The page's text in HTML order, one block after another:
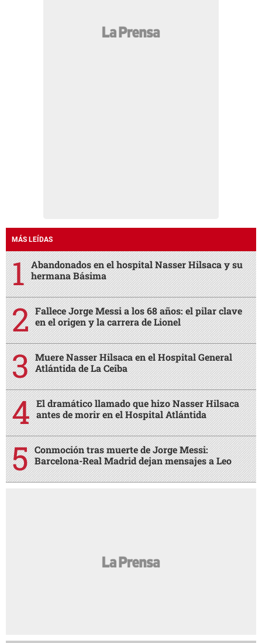
MÁS LEÍDAS
Abandonados en el hospital Nasser Hilsaca y su
hermana Básima
Fallece Jorge Messi a los 68 años: el pilar clave
en el origen y la carrera de Lionel
Muere Nasser Hilsaca en el Hospital General
Atlántida de La Ceiba
El dramático llamado que hizo Nasser Hilsaca
antes de morir en el Hospital Atlántida
Conmoción tras muerte de Jorge Messi:
Barcelona-Real Madrid dejan mensajes a Leo